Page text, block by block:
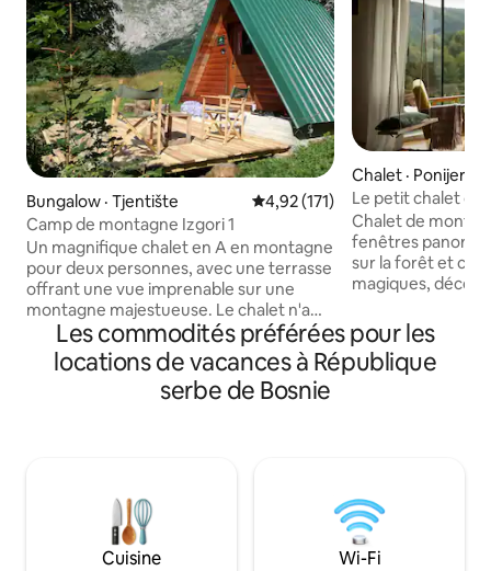
Bungalow · Tjentište Note moyenne de 4,92 sur 5,
4,92 (171)
Camp de montagne Izgori 1
Un magnifique chalet en A en montagne
pour deux personnes, avec une terrasse
offrant une vue imprenable sur une
montagne majestueuse. Le chalet n'a
pas d'électricité, mais il est équipé d'un
éclairage, d'électroménagers et de tout
ce dont vous avez besoin; vous pouvez
recharger vos appareils dans notre
former un lit queen. Les toilettes et la
douche sont situées à 35 mètres du
chalet. Il s'agit d'une installation spéciale
dotée de toilettes en céramique. Il n'y a
Chalet · Ponijeri
Le petit chalet de
boutique
Chalet de
fenêtres
sur la forêt et
magiques,
Réveillez-vous
imprenable sur la
de soleil
adorerez l'espace
bois et la
chalet privé dans
Les commodités préférées pour les
locations de vacances à République
serbe de Bosnie
Cuisine Wi-Fi